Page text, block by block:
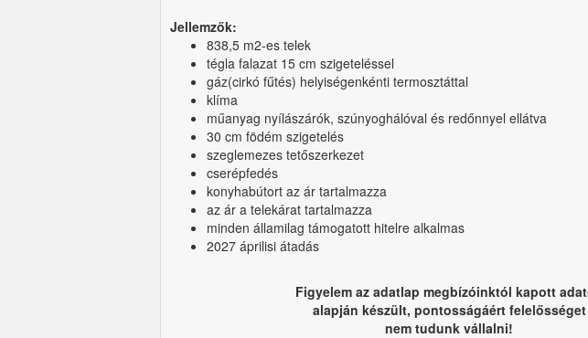
Jellemzők:
838,5 m2-es telek
tégla falazat 15 cm szigeteléssel
gáz(cirkó fűtés) helyiségenkénti termosztáttal
klíma
műanyag nyílászárók, szúnyoghálóval és redőnnyel ellátva
30 cm födém szigetelés
szeglemezes tetőszerkezet
cserépfedés
konyhabútort az ár tartalmazza
az ár a telekárat tartalmazza
minden államilag támogatott hitelre alkalmas
2027 áprilisi átadás
Figyelem az adatlap megbízóinktól kapott
alapján készült, pontosságáért felelősséget
nem tudunk vállalni!